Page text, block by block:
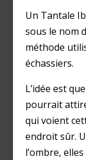
Un Tantale
sous le nom
méthode
échassiers.
L’idée est
pourrait
qui voient
endroit sûr.
l’ombre,